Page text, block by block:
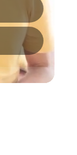
informazioni
questo
il tuo